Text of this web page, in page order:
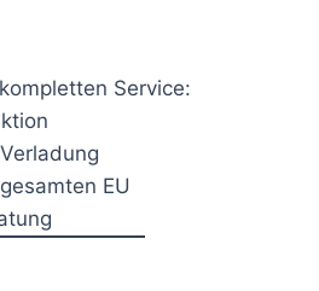
Service:
EU